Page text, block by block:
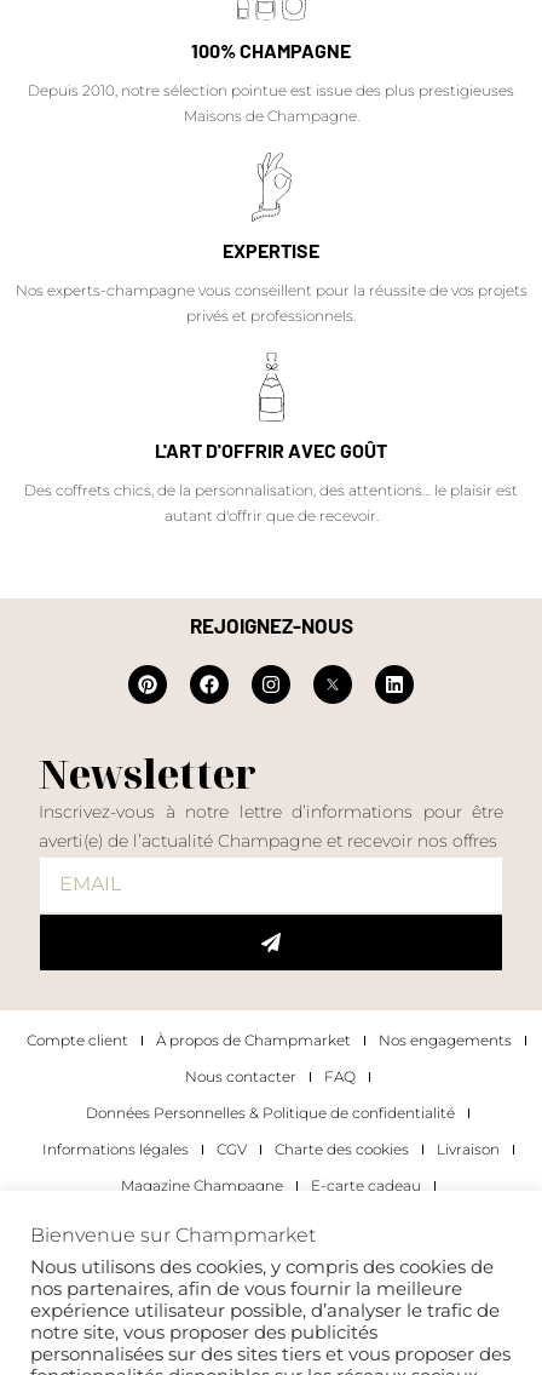
100% CHAMPAGNE
Depuis 2010, notre sélection pointue est issue des plus prestigieuses
Maisons de Champagne.
EXPERTISE
Nos experts-champagne vous conseillent pour la réussite de vos projets
privés et professionnels.
L'ART D'OFFRIR AVEC GOÛT
Des coffrets chics, de la personnalisation, des attentions… le plaisir est
autant d'offrir que de recevoir.
REJOIGNEZ-NOUS
Newsletter
Inscrivez-vous à notre lettre d’informations pour être
averti(e) de l’actualité Champagne et recevoir nos offres
Compte client À propos de Champmarket
Nos engagements
Nous contacter
FAQ
Données Personnelles & Politique de confidentialité
Informations légales
CGV Charte des cookies
Livraison
Magazine Champagne
E-carte cadeau
Les occasions pour déguster du champagne
Pour les particuliers
Pour les entreprises
Copyright 2022 © tous droits réservés. Champmarket.
Bienvenue sur Champmarket
Nous utilisons des cookies, y compris des cookies de
nos partenaires, afin de vous fournir la meilleure
expérience utilisateur possible, d’analyser le trafic de
notre site, vous proposer des publicités
personnalisées sur des sites tiers et vous proposer des